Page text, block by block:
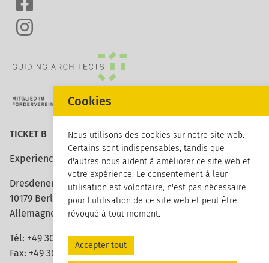
TICKET B
Experience architecture
Dresdener Strasse 113
10179 Berlin
Allemagne
Tél: +49 30 420 26 96 20
Fax: +49 30 420 26 96 29
Cookies
Nous utilisons des cookies sur notre site web.
Certains sont indispensables, tandis que
d'autres nous aident à améliorer ce site web et
votre expérience. Le consentement à leur
utilisation est volontaire, n'est pas nécessaire
pour l'utilisation de ce site web et peut être
révoqué à tout moment.
Accepter tout